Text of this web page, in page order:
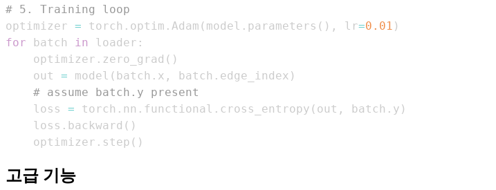
# 5. Training loop
optimizer = torch . optim . Adam ( model . parameters ( ) , lr=0.01 )
for batch in loader :
    optimizer
. zero_grad ( )
    out
= model ( batch . x , batch . edge_index )
# assume batch.y present
    loss
= torch . nn . functional . cross_entropy ( out , batch . y )
    loss
. backward ( )
    optimizer
. step ( )
고급 기능